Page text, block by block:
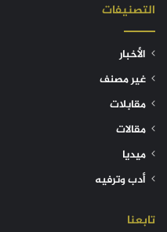
التصنيفات
الأخبار
غير مصنف
مقابلات
مقالات
ميديا
أدب وترفيه
تابعنا